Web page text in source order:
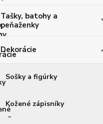
Tašky, batohy a
peňaženky
Dekorácie
Sošky a figúrky
Kožené zápisníky